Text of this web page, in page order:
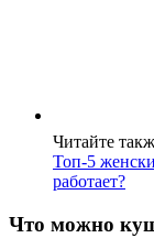
Читайте
Топ-5
работает?
Что можно